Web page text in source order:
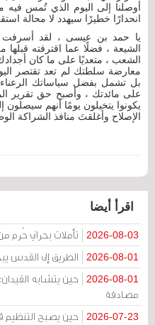
أوصلنا إلى اليوم الذي تُمس فيه
انحدارًا خطيرًا سيهدد لا محالة
يا حمد بن عيسى ، لقد
الشيعة ، فضلًا عما اقترفته
الشعب ، متعديًا على ما كان
معارضة سلطتك لم تعد تقتصر
بل تشمل بفضل سياساتك
على مائدتك ، وأصبح حق تقرير
يكونوا يتخيلون يومًا أنهم
الإصلاح وأغلقتَ منافذ الشراكة
اقرأ أيضا
2026-08-03 تأملات بحراني حُرم
2026-08-01 الطريق إلى القدس
2026-08-01
حين يتشابه
مصادفة
2026-07-23 حين يصبح التنظيم